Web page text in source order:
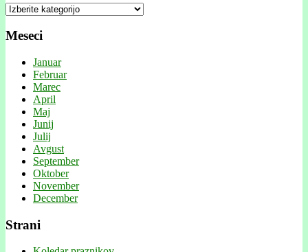
Kategorije
Meseci
Januar
Februar
Marec
April
Maj
Junij
Julij
Avgust
September
Oktober
November
December
Strani